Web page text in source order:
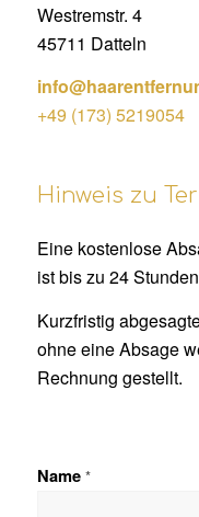
Westremstr. 4
45711 Datteln
+49 (173) 5219054
Hinweis zu
Eine kostenlose
ist bis zu 24
Kurzfristig
ohne eine Absage
Rechnung gestellt.
Name *